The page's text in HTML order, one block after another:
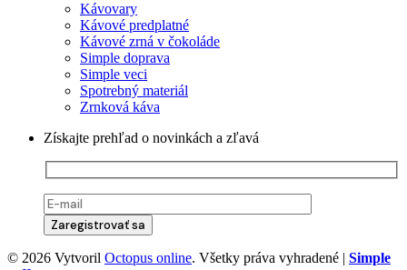
Kávovary
Kávové predplatné
Kávové zrná v čokoláde
Simple doprava
Simple veci
Spotrebný materiál
Zrnková káva
Získajte prehľad o novinkách a zľavá
© 2026 Vytvoril Octopus online. Všetky práva vyhradené | Simple